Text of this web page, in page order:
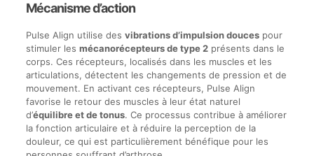
Mécanisme d’action
Pulse Align utilise des vibrations d’impulsion doucespour
stimuler les mécanorécepteurs de type 2présents dans le
corps. Ces récepteurs, localisés dans les muscles et les
articulations, détectent les changements de pression et de
mouvement. En activant ces récepteurs, Pulse Align
favorise le retour des muscles à leur état naturel
d’équilibre et de tonus. Ce processus contribue à améliorer
la fonction articulaire et à réduire la perception de la
douleur, ce qui est particulièrement bénéfique pour les